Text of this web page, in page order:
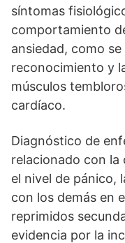
síntomas
comportamiento
ansiedad, como
reconocimiento y
músculos
cardíaco.
Diagnóstico de
relacionado con la
el nivel de pánico,
con los demás en
reprimidos
evidencia por la